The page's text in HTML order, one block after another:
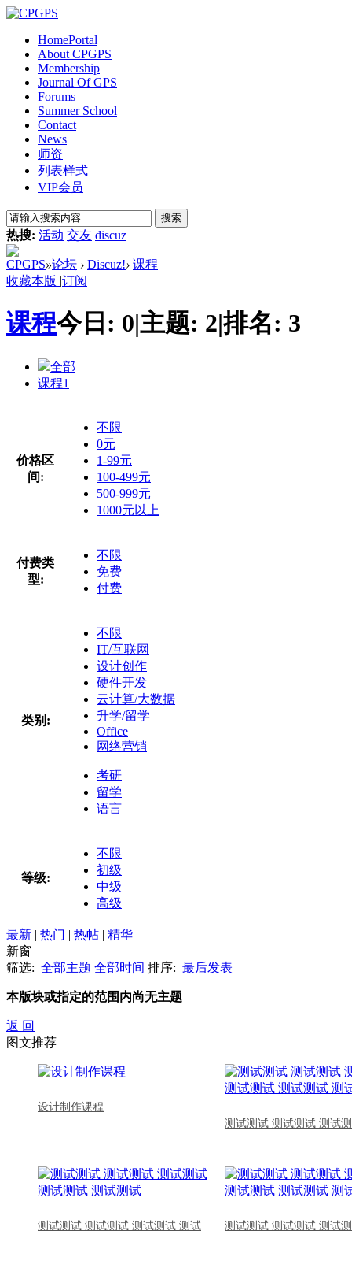
HomePortal
About CPGPS
Membership
Journal Of GPS
Forums
Summer School
Contact
News
师资
列表样式
VIP会员
搜索
热搜: 活动 交友 discuz
CPGPS»论坛 › Discuz!› 课程
收藏本版 |订阅
课程今日: 0|主题: 2|排名: 3
全部
课程1
价格区
间:
不限
0元
1-99元
100-499元
500-999元
1000元以上
付费类
型:
不限
免费
付费
类别:
不限
IT/互联网
设计创作
硬件开发
云计算/大数据
升学/留学
Office
网络营销
考研
留学
语言
等级:
不限
初级
中级
高级
最新 | 热门 | 热帖 | 精华
新窗
筛选: 全部主题 全部时间 排序: 最后发表
本版块或指定的范围内尚无主题
返 回
图文推荐
设计制作课程
测试测试 测试测试 测试
测试测试 测试测试 测试测试 测试 测试测试 测试测试 测试